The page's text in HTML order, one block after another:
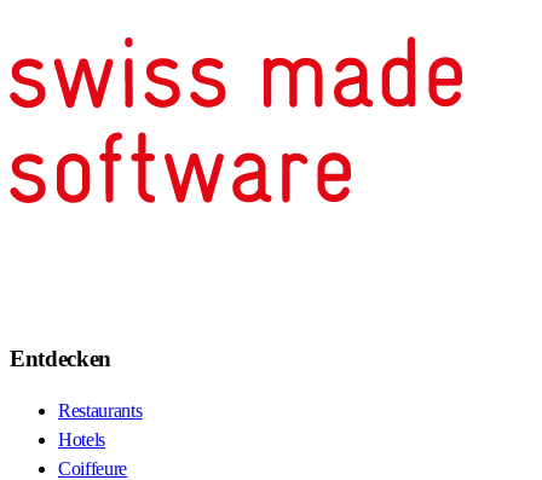
Entdecken
Restaurants
Hotels
Coiffeure